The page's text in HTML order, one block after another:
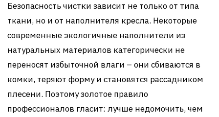
Безопасность чистки зависит не только от типа
ткани, но и от наполнителя кресла. Некоторые
современные экологичные наполнители из
натуральных материалов категорически не
переносят избыточной влаги – они сбиваются в
комки, теряют форму и становятся рассадником
плесени. Поэтому золотое правило
профессионалов гласит: лучше недомочить, чем